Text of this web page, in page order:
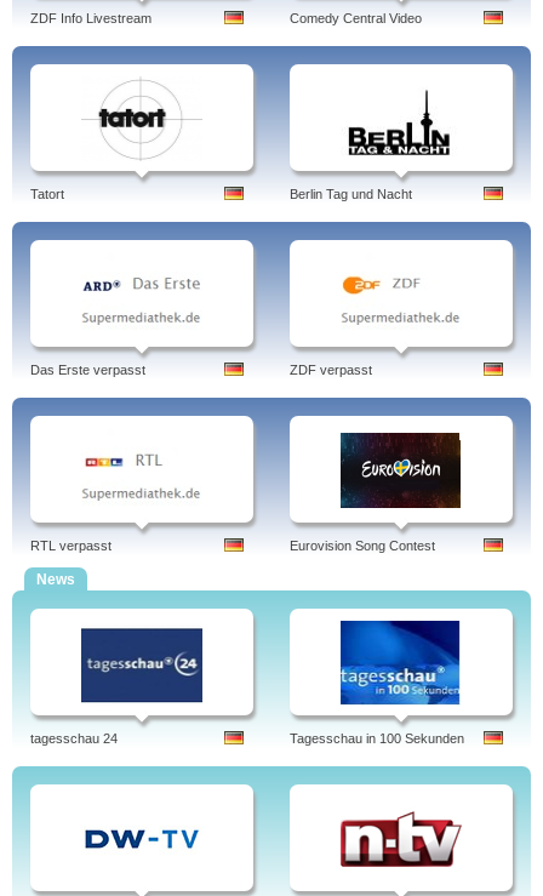
ZDF Info Livestream Comedy Central Video
Tatort Berlin Tag und Nacht
Das Erste verpasst ZDF verpasst
RTL verpasst Eurovision Song Contest
News
tagesschau 24 Tagesschau in 100 Sekunden